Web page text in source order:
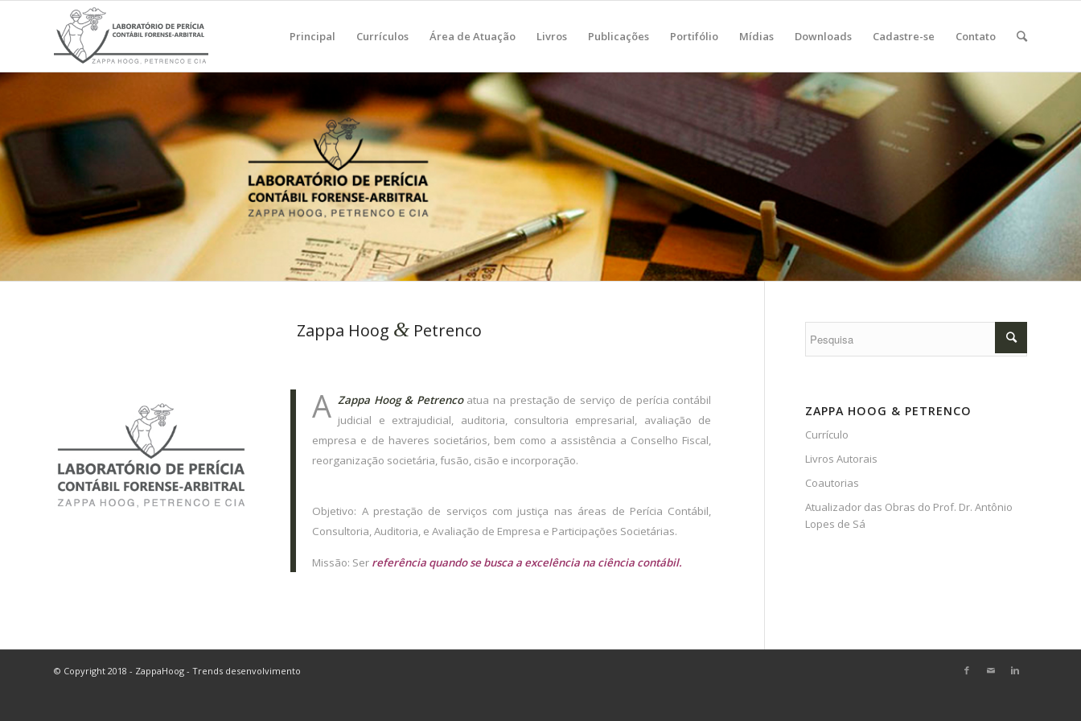
Principal Currículos Área de Atuação Livros Publicações Portifólio Mídias Downloads Cadastre-se Contato
Zappa Hoog &Petrenco
A Zappa Hoog & Petrencoatua na prestação de serviço de perícia contábil
judicial e extrajudicial, auditoria, consultoria empresarial, avaliação de
empresa e de haveres societários, bem como a assistência a Conselho Fiscal,
reorganização societária, fusão, cisão e incorporação.
Objetivo: A prestação de serviços com justiça nas áreas de Perícia Contábil,
Consultoria, Auditoria, e Avaliação de Empresa e Participações Societárias.
Missão: Ser referência quando se busca a excelência na ciência contábil.
ZAPPA HOOG & PETRENCO
Currículo
Livros Autorais
Coautorias
Atualizador das Obras do Prof. Dr. Antônio
Lopes de Sá
© Copyright 2018 - ZappaHoog - Trends desenvolvimento